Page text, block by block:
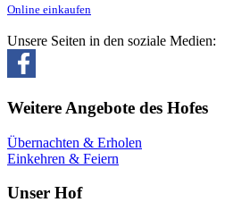
Online einkaufen
Unsere Seiten in den soziale Medien:
Weitere Angebote des Hofes
Übernachten & Erholen
Einkehren & Feiern
Unser Hof